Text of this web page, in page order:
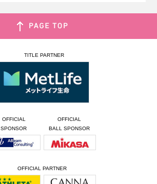
TITLE PARTNER
OFFICIAL
SPONSOR
OFFICIAL
BALL SPONSOR
OFFICIAL PARTNER